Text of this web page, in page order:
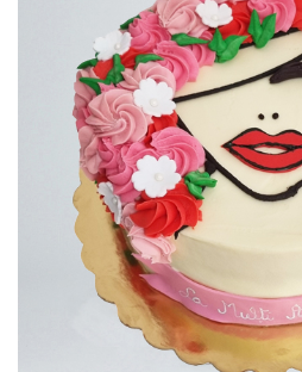
Torturi in frosting- crema pentru
Torturi cu flori
Tortulețe 1.7 kg - 2 kg